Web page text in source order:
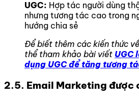
UGC: Hợp tác người dùng
nhưng tương tác cao trong
hướng chia sẻ
Để biết thêm các kiến thức
thể tham khảo bài viết UGC
dụng UGC để tăng tương
2.5. Email Marketing được